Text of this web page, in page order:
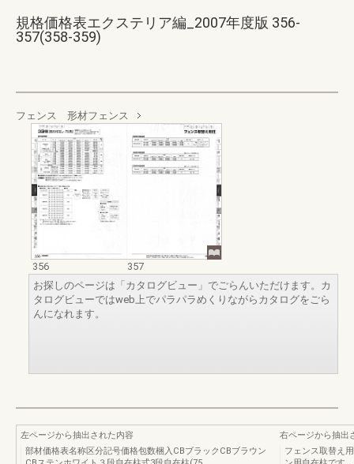
規格価格表エクステリア編_2007年度版 356-
357(358-359)
フェンス 形材フェンス
356
357
お探しのページは「カタログビュー」でごらんいただけます。カ
タログビューではweb上でパラパラめくりながらカタログをごら
んになれます。
左ページから抽出された内容
部材価格表名称区分記号価格包数梱入CBブラックCBブラウン
右ページから抽出
フェンス取替え